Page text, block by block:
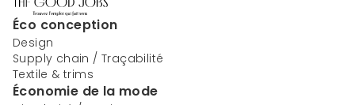
Éco conception
Design
Supply chain / Traçabilité
Textile & trims
Économie de la mode